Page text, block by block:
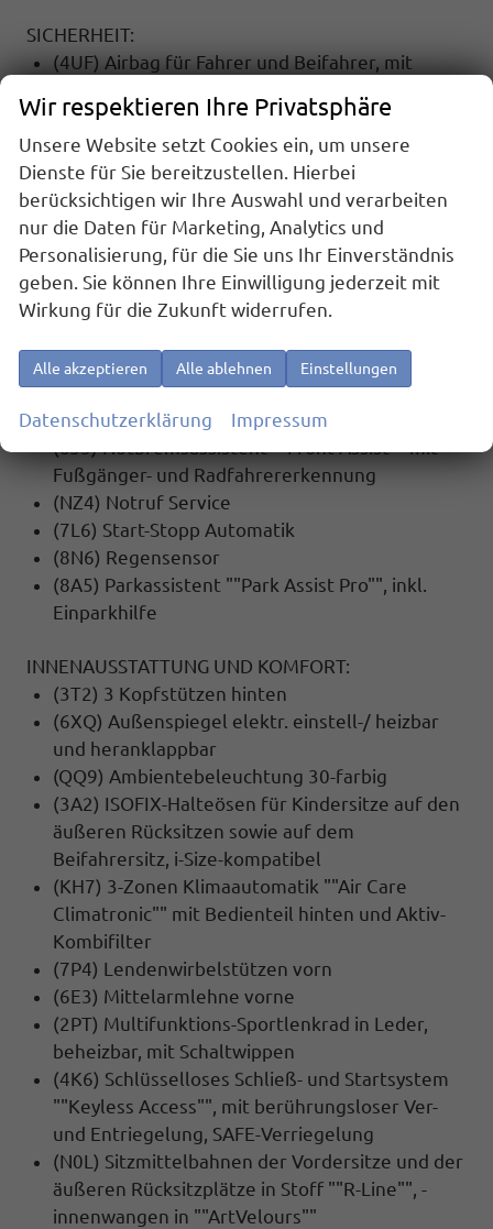
SICHERHEIT:
(4UF) Airbag für Fahrer und Beifahrer, mit
(UG1) Berganfahrassistent
(7AL) Diebstahlwarnanlage mit
Innenraumüberwachung, Back-up-Horn und
Abschleppschutz
(UH2) Elektronische Parkbremse inkl. Auto-
Hold-Funktion
(2H5) Fahrprofilauswahl
(4L6) Innenspiegel automatisch abblendend
vorausschauender Regelung
(6C2) Seitenairbag vorn, mit Kopfairbag und
Interaktionsairbag vorn
(8J3) Notbremsassistent ""Front Assist"" mit
Fußgänger- und Radfahrererkennung
(NZ4) Notruf Service
(7L6) Start-Stopp Automatik
(8N6) Regensensor
(8A5) Parkassistent ""Park Assist Pro"", inkl.
Einparkhilfe
INNENAUSSTATTUNG UND KOMFORT:
(3T2) 3 Kopfstützen hinten
(6XQ) Außenspiegel elektr. einstell-/ heizbar
und heranklappbar
(QQ9) Ambientebeleuchtung 30-farbig
(3A2) ISOFIX-Halteösen für Kindersitze auf den
äußeren Rücksitzen sowie auf dem
Beifahrersitz, i-Size-kompatibel
(KH7) 3-Zonen Klimaautomatik ""Air Care
Climatronic"" mit Bedienteil hinten und Aktiv-
Kombifilter
(7P4) Lendenwirbelstützen vorn
(6E3) Mittelarmlehne vorne
(2PT) Multifunktions-Sportlenkrad in Leder,
beheizbar, mit Schaltwippen
(4K6) Schlüsselloses Schließ- und Startsystem
""Keyless Access"", mit berührungsloser Ver-
und Entriegelung, SAFE-Verriegelung
(N0L) Sitzmittelbahnen der Vordersitze und der
äußeren Rücksitzplätze in Stoff ""R-Line"", -
innenwangen in ""ArtVelours""
Wir respektieren Ihre Privatsphäre
Unsere Website setzt Cookies ein, um unsere
Dienste für Sie bereitzustellen. Hierbei
berücksichtigen wir Ihre Auswahl und verarbeiten
nur die Daten für Marketing, Analytics und
Personalisierung, für die Sie uns Ihr Einverständnis
geben. Sie können Ihre Einwilligung jederzeit mit
Wirkung für die Zukunft widerrufen.
Alle akzeptieren Alle ablehnen Einstellungen
Datenschutzerklärung Impressum